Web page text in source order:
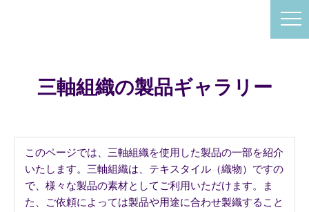
三軸組織の製品ギャラリー
このページでは、三軸組織を使用した製品の一部を紹介
いたします。三軸組織は、テキスタイル（織物）ですの
で、様々な製品の素材としてご利用いただけます。ま
た、ご依頼によっては製品や用途に合わせ製織すること